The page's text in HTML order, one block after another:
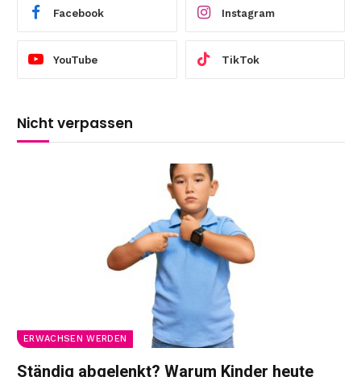
Facebook Instagram
YouTube TikTok
Nicht verpassen
ERWACHSEN WERDEN
Ständig abgelenkt? Warum Kinder heute